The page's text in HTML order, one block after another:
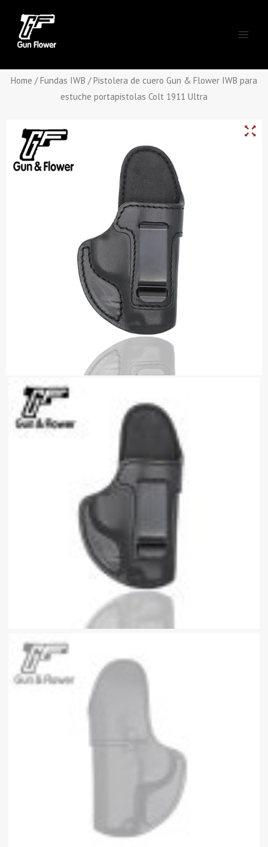
content
Home /Fundas IWB / Pistolera de cuero Gun & Flower IWB para
estuche portapistolas Colt 1911 Ultra